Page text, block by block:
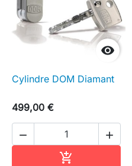

Cylindre DOM Diamant
499,00 €
 
